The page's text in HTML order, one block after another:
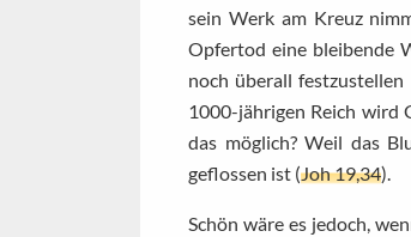
sein Werk am Kreuz
Opfertod eine bleibende
noch überall
1000-jährigen Reich wird
das möglich? Weil das
geflossen ist (Joh 19,34).
Schön wäre es jedoch,